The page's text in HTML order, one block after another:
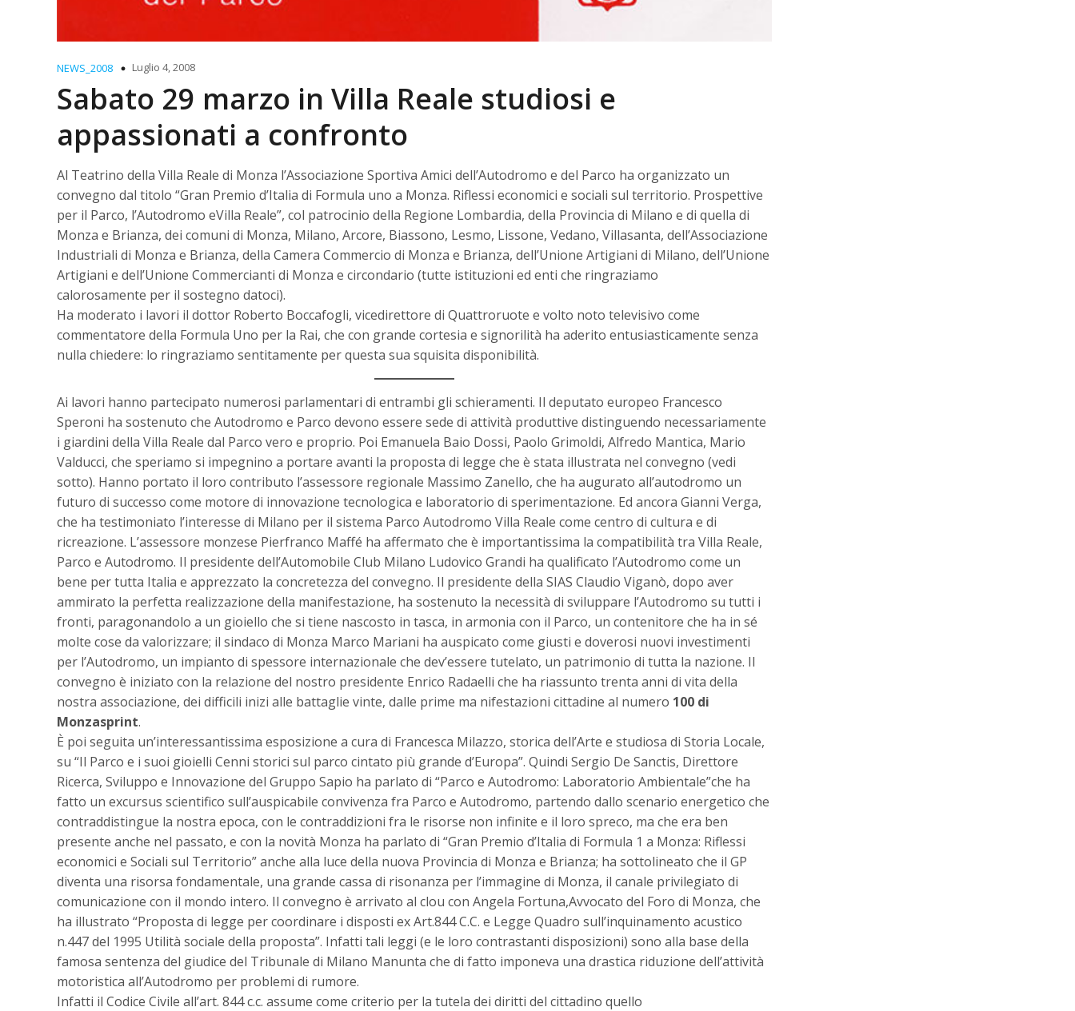
NEWS_2008 Luglio 4, 2008
Sabato 29 marzo in Villa Reale studiosi e
appassionati a confronto
Al Teatrino della Villa Reale di Monza l’Associazione Sportiva Amici dell’Autodromo e del Parco ha organizzato un
convegno dal titolo “Gran Premio d’Italia di Formula uno a Monza. Riflessi economici e sociali sul territorio. Prospettive
per il Parco, l’Autodromo eVilla Reale”, col patrocinio della Regione Lombardia, della Provincia di Milano e di quella di
Monza e Brianza, dei comuni di Monza, Milano, Arcore, Biassono, Lesmo, Lissone, Vedano, Villasanta, dell’Associazione
Industriali di Monza e Brianza, della Camera Commercio di Monza e Brianza, dell’Unione Artigiani di Milano, dell’Unione
Artigiani e dell’Unione Commercianti di Monza e circondario (tutte istituzioni ed enti che ringraziamo
calorosamente per il sostegno datoci).
Ha moderato i lavori il dottor Roberto Boccafogli, vicedirettore di Quattroruote e volto noto televisivo come
commentatore della Formula Uno per la Rai, che con grande cortesia e signorilità ha aderito entusiasticamente senza
nulla chiedere: lo ringraziamo sentitamente per questa sua squisita disponibilità.
Ai lavori hanno partecipato numerosi parlamentari di entrambi gli schieramenti. Il deputato europeo Francesco
Speroni ha sostenuto che Autodromo e Parco devono essere sede di attività produttive distinguendo necessariamente
i giardini della Villa Reale dal Parco vero e proprio. Poi Emanuela Baio Dossi, Paolo Grimoldi, Alfredo Mantica, Mario
Valducci, che speriamo si impegnino a portare avanti la proposta di legge che è stata illustrata nel convegno (vedi
sotto). Hanno portato il loro contributo l’assessore regionale Massimo Zanello, che ha augurato all’autodromo un
futuro di successo come motore di innovazione tecnologica e laboratorio di sperimentazione. Ed ancora Gianni Verga,
che ha testimoniato l’interesse di Milano per il sistema Parco Autodromo Villa Reale come centro di cultura e di
ricreazione. L’assessore monzese Pierfranco Maffé ha affermato che è importantissima la compatibilità tra Villa Reale,
Parco e Autodromo. Il presidente dell’Automobile Club Milano Ludovico Grandi ha qualificato l’Autodromo come un
bene per tutta Italia e apprezzato la concretezza del convegno. Il presidente della SIAS Claudio Viganò, dopo aver
ammirato la perfetta realizzazione della manifestazione, ha sostenuto la necessità di sviluppare l’Autodromo su tutti i
fronti, paragonandolo a un gioiello che si tiene nascosto in tasca, in armonia con il Parco, un contenitore che ha in sé
molte cose da valorizzare; il sindaco di Monza Marco Mariani ha auspicato come giusti e doverosi nuovi investimenti
per l’Autodromo, un impianto di spessore internazionale che dev’essere tutelato, un patrimonio di tutta la nazione. Il
convegno è iniziato con la relazione del nostro presidente Enrico Radaelli che ha riassunto trenta anni di vita della
nostra associazione, dei difficili inizi alle battaglie vinte, dalle prime ma nifestazioni cittadine al numero 100 di
Monzasprint.
È poi seguita un’interessantissima esposizione a cura di Francesca Milazzo, storica dell’Arte e studiosa di Storia Locale,
su “Il Parco e i suoi gioielli Cenni storici sul parco cintato più grande d’Europa”. Quindi Sergio De Sanctis, Direttore
Ricerca, Sviluppo e Innovazione del Gruppo Sapio ha parlato di “Parco e Autodromo: Laboratorio Ambientale”che ha
fatto un excursus scientifico sull’auspicabile convivenza fra Parco e Autodromo, partendo dallo scenario energetico che
contraddistingue la nostra epoca, con le contraddizioni fra le risorse non infinite e il loro spreco, ma che era ben
presente anche nel passato, e con la novità Monza ha parlato di “Gran Premio d’Italia di Formula 1 a Monza: Riflessi
economici e Sociali sul Territorio” anche alla luce della nuova Provincia di Monza e Brianza; ha sottolineato che il GP
diventa una risorsa fondamentale, una grande cassa di risonanza per l’immagine di Monza, il canale privilegiato di
comunicazione con il mondo intero. Il convegno è arrivato al clou con Angela Fortuna,Avvocato del Foro di Monza, che
ha illustrato “Proposta di legge per coordinare i disposti ex Art.844 C.C. e Legge Quadro sull’inquinamento acustico
n.447 del 1995 Utilità sociale della proposta”. Infatti tali leggi (e le loro contrastanti disposizioni) sono alla base della
famosa sentenza del giudice del Tribunale di Milano Manunta che di fatto imponeva una drastica riduzione dell’attività
motoristica all’Autodromo per problemi di rumore.
Infatti il Codice Civile all’art. 844 c.c. assume come criterio per la tutela dei diritti del cittadino quello